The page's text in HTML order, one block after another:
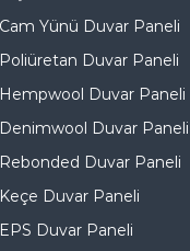
Cam Yünü Duvar Paneli
Poliüretan Duvar Paneli
Hempwool Duvar Paneli
Denimwool Duvar Paneli
Rebonded Duvar Paneli
Keçe Duvar Paneli
EPS Duvar Paneli